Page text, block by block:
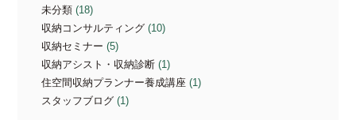
未分類 (18)
収納コンサルティング (10)
収納セミナー (5)
収納アシスト・収納診断 (1)
住空間収納プランナー養成講座 (1)
スタッフブログ (1)